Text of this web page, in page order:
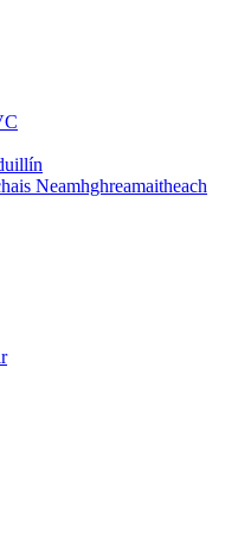
Neamhghreamaitheach